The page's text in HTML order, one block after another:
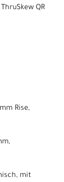
QR
Rise,
mit